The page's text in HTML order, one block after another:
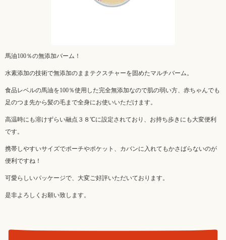
馬油100％の無添加バーム！
水素添加の技術で無添加のままテクスチャーを固めたマルチバーム。
食品レベルの馬油を100％使用した完全無添加なので肌の弱い方、赤ちゃんでも
足のつま先から髪の毛まで全身にお使いいただけます。
高温時にも溶けずらい融点３８℃に設定されており、お持ち歩きにも大変便利
です。
携帯しやすいサイズでポーチやポケット、カバンに入れてもかさばらないのが
便利ですね！
可愛らしいパッケージで、大変ご好評いただいております。
是非よろしくお願い致します。